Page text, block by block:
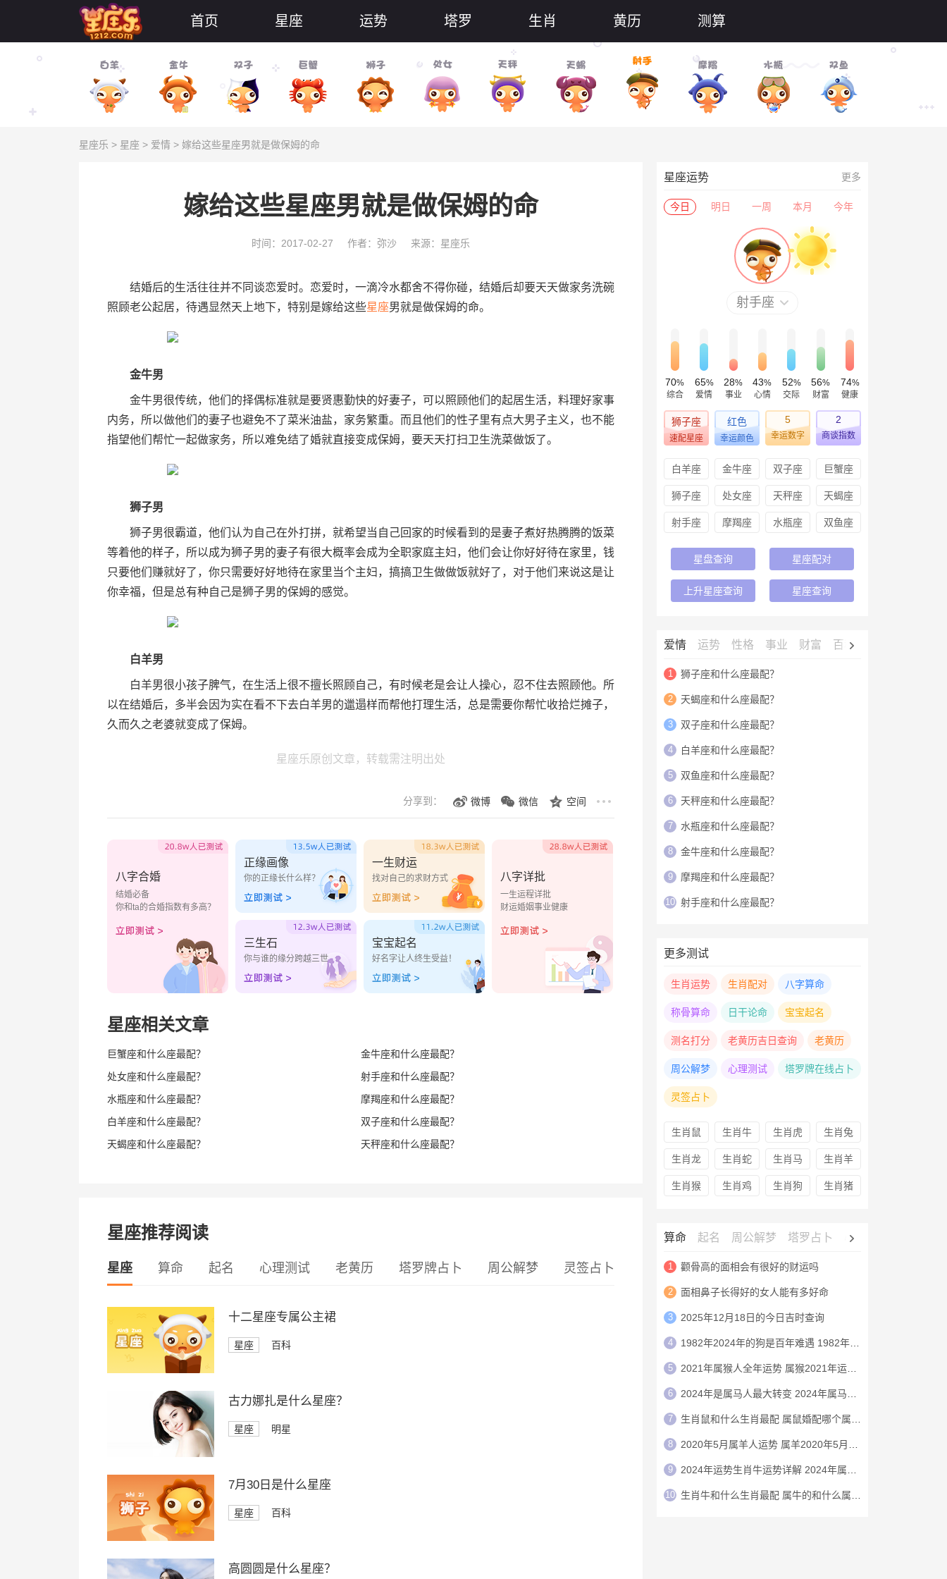
首页 星座 运势 塔罗 生肖 黄历 测算
星座乐 > 星座 > 爱情 > 嫁给这些星座男就是做保姆的命
嫁给这些星座男就是做保姆的命
时间：2017-02-27 作者：弥沙 来源：星座乐
结婚后的生活往往并不同谈恋爱时。恋爱时，一滴冷水都舍不得你碰，结婚后却要天天做家务洗碗
照顾老公起居，待遇显然天上地下，特别是嫁给这些星座男就是做保姆的命。
金牛男
金牛男很传统，他们的择偶标准就是要贤惠勤快的好妻子，可以照顾他们的起居生活，料理好家事
内务，所以做他们的妻子也避免不了菜米油盐，家务繁重。而且他们的性子里有点大男子主义，也不能
指望他们帮忙一起做家务，所以难免结了婚就直接变成保姆，要天天打扫卫生洗菜做饭了。
狮子男
狮子男很霸道，他们认为自己在外打拼，就希望当自己回家的时候看到的是妻子煮好热腾腾的饭菜
等着他的样子，所以成为狮子男的妻子有很大概率会成为全职家庭主妇，他们会让你好好待在家里，钱
只要他们赚就好了，你只需要好好地待在家里当个主妇，搞搞卫生做做饭就好了，对于他们来说这是让
你幸福，但是总有种自己是狮子男的保姆的感觉。
白羊男
白羊男很小孩子脾气，在生活上很不擅长照顾自己，有时候老是会让人操心，忍不住去照顾他。所
以在结婚后，多半会因为实在看不下去白羊男的邋遢样而帮他打理生活，总是需要你帮忙收拾烂摊子，
久而久之老婆就变成了保姆。
星座乐原创文章，转载需注明出处
分享到： 微博 微信 空间
八字合婚
结婚必备
你和ta的合婚指数有多高？
正缘画像
你的正缘长什么样？
一生财运
找对自己的求财方式
三生石
你与谁的缘分跨越三世
宝宝起名
好名字让人终生受益！
八字详批
一生运程详批
财运婚姻事业健康
星座相关文章
巨蟹座和什么座最配？
金牛座和什么座最配？
处女座和什么座最配？
射手座和什么座最配？
水瓶座和什么座最配？
摩羯座和什么座最配？
白羊座和什么座最配？
双子座和什么座最配？
天蝎座和什么座最配？
天秤座和什么座最配？
星座推荐阅读
星座 算命 起名 心理测试 老黄历 塔罗牌占卜 周公解梦 灵签占卜
十二星座专属公主裙
星座 百科
古力娜扎是什么星座？
星座 明星
7月30日是什么星座
星座 百科
高圆圆是什么星座？
星座运势 更多
今日 明日 一周 本月 今年
射手座
70%
综合
65%
爱情
28%
事业
43%
心情
52%
交际
56%
财富
74%
健康
狮子座
速配星座
红色
幸运颜色
5
幸运数字
2
商谈指数
白羊座 金牛座 双子座 巨蟹座
狮子座 处女座 天秤座 天蝎座
射手座 摩羯座 水瓶座 双鱼座
星盘查询 星座配对
上升星座查询 星座查询
爱情 运势 性格 事业 财富 百科
1 狮子座和什么座最配？
2 天蝎座和什么座最配？
3 双子座和什么座最配？
4 白羊座和什么座最配？
5 双鱼座和什么座最配？
6 天秤座和什么座最配？
7 水瓶座和什么座最配？
8 金牛座和什么座最配？
9 摩羯座和什么座最配？
10 射手座和什么座最配？
更多测试
生肖运势 生肖配对 八字算命
称骨算命 日干论命 宝宝起名
测名打分 老黄历吉日查询 老黄历
周公解梦 心理测试 塔罗牌在线占卜
灵签占卜
生肖鼠 生肖牛 生肖虎 生肖兔
生肖龙 生肖蛇 生肖马 生肖羊
生肖猴 生肖鸡 生肖狗 生肖猪
算命 起名 周公解梦 塔罗占卜 心理测试
1 颧骨高的面相会有很好的财运吗
2 面相鼻子长得好的女人能有多好命
3 2025年12月18日的今日吉时查询
4 1982年2024年的狗是百年难遇 1982年的狗在2024年怎么样
5 2021年属猴人全年运势 属猴2021年运势及运程
6 2024年是属马人最大转变 2024年属马人的全年运势
7 生肖鼠和什么生肖最配 属鼠婚配哪个属相最好
8 2020年5月属羊人运势 属羊2020年5月运程
9 2024年运势生肖牛运势详解 2024年属牛人的全年运势详解
10 生肖牛和什么生肖最配 属牛的和什么属相最配